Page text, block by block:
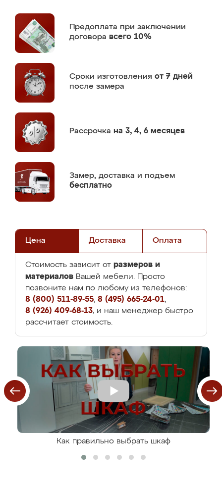
Предоплата при заключении
договора всего 10%
Сроки изготовления от 7 дней
после замера
Рассрочка на 3, 4, 6 месяцев
Замер, доставка и подъем
бесплатно
Цена Доставка Оплата
Стоимость зависит от размеров и
материалов Вашей мебели. Просто
позвоните нам по любому из телефонов:
8 (800) 511-89-55, 8 (495) 665-24-01,
8 (926) 409-68-13, и наш менеджер быстро
рассчитает стоимость.
Как правильно выбрать шкаф